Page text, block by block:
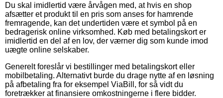
Du skal imidlertid være årvågen med, at hvis en shop
afsætter et produkt til en pris som anses for hamrende
fremragende, kan det undertiden være et symbol på en
bedragerisk online virksomhed. Køb med betalingskort er
imidlertid en del af en lov, der værner dig som kunde imod
uægte online selskaber.
Generelt foreslår vi bestillinger med betalingskort eller
mobilbetaling. Alternativt burde du drage nytte af en løsning
på afbetaling fra for eksempel ViaBill, for så vidt du
foretrækker at finansiere omkostningerne i flere bidder.